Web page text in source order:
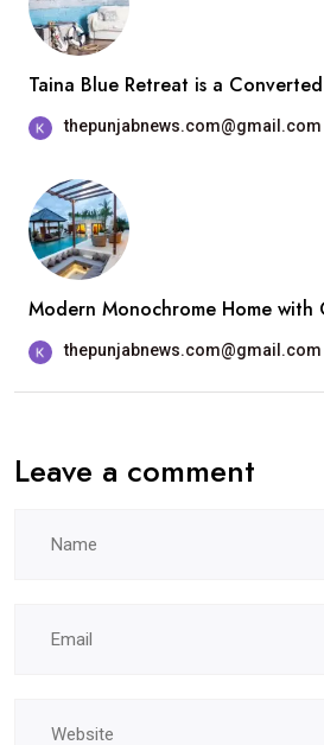
Taina Blue Retreat is a
thepunjabnews.com@gmail.com
Modern Monochrome Home with
thepunjabnews.com@gmail.com
Leave a comment